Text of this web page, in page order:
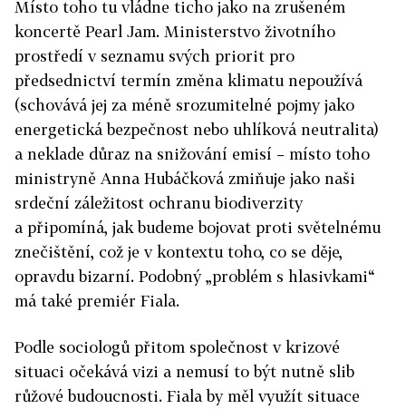
Místo toho tu vládne ticho jako na zrušeném
koncertě Pearl Jam. Ministerstvo životního
prostředí v seznamu svých priorit pro
předsednictví termín změna klimatu nepoužívá
(schovává jej za méně srozumitelné pojmy jako
energetická bezpečnost nebo uhlíková neutralita)
a neklade důraz na snižování emisí – místo toho
ministryně Anna Hubáčková zmiňuje jako naši
srdeční záležitost ochranu biodiverzity
a připomíná, jak budeme bojovat proti světelnému
znečištění, což je v kontextu toho, co se děje,
opravdu bizarní. Podobný „problém s hlasivkami“
má také premiér Fiala.
Podle sociologů přitom společnost v krizové
situaci očekává vizi a nemusí to být nutně slib
růžové budoucnosti. Fiala by měl využít situace